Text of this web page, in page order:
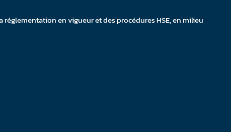
en vigueur et des procédures HSE, en milieu